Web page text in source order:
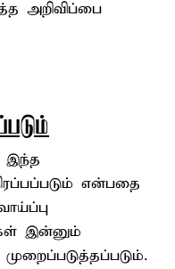
அறிவிப்பை
இந்த
என்பதை
இன்னும்